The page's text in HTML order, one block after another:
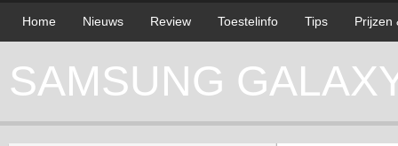
Home Nieuws Review Toestelinfo Tips Prijzen
SAMSUNG